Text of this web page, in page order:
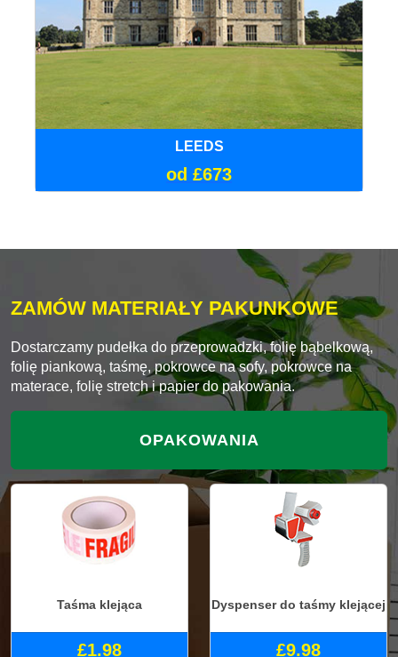
LEEDS
od £673
ZAMÓW MATERIAŁY PAKUNKOWE
Dostarczamy pudełka do przeprowadzki, folię bąbelkową,
folię piankową, taśmę, pokrowce na sofy, pokrowce na
materace, folię stretch i papier do pakowania.
OPAKOWANIA
Taśma klejąca
£1.98
Dyspenser do taśmy klejącej
£9.98